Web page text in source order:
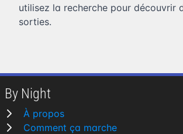
utilisez la recherche pour découvrir
sorties.
By Night
À propos
Comment ça marche